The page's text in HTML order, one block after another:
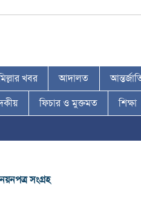
খবর আদালত
ফিচার ও মুক্তমত শিক্ষা
সংগ্রহ